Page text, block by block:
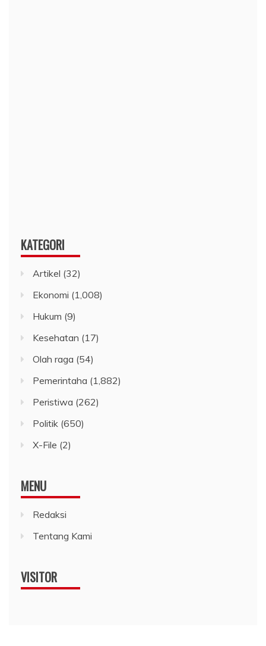
KATEGORI
Artikel (32)
Ekonomi (1,008)
Hukum (9)
Kesehatan (17)
Olah raga (54)
Pemerintaha (1,882)
Peristiwa (262)
Politik (650)
X-File (2)
MENU
Redaksi
Tentang Kami
VISITOR